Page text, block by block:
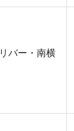
バー・南横